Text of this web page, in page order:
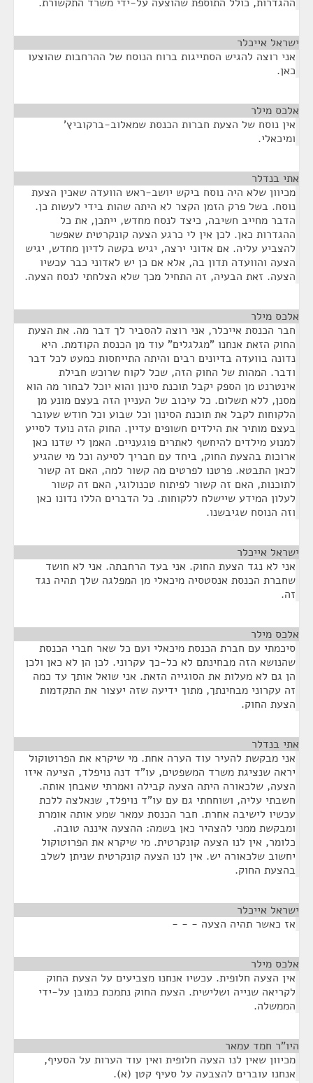
ישראל אייכלר
אני רוצה להגיש הסתייגות ברוח הנוסח של ההרחבות שהוצעו
כאן.
אלכס מילר
אין נוסח של הצעת חברות הכנסת שמאלוב-ברקוביץ'
ומיכאלי.
אתי בנדלר
מכיוון שלא היה נוסח ביקש יושב-ראש הוועדה שאכין הצעת
נוסח. בשל פרק הזמן הקצר לא היתה שהות בידי לעשות כן.
הדבר מחייב חשיבה, כיצד לנסח מחדש, ייתכן, את כל
ההגדרות כאן. לכן אין לי כרגע הצעה קונקרטית שאפשר
להצביע עליה. אם אדוני ירצה, יגיש בקשה לדיון מחדש, יגיש
הצעה והוועדה תדון בה, אלא אם כן יש לאדוני כבר עכשיו
הצעה. זאת הבעיה, זה התחיל מכך שלא הצלחתי לנסח הצעה.
אלכס מילר
חבר הכנסת אייכלר, אני רוצה להסביר לך דבר מה. את הצעת
החוק הזאת אנחנו "מגלגלים" עוד מן הכנסת הקודמת. היא
נדונה בוועדה בדיונים רבים והיתה התייחסות כמעט לכל דבר
ודבר. המהות של החוק הזה, שכל לקוח שרוכש חבילת
אינטרנט מן הספק יקבל תוכנת סינון והוא יוכל לבחור מה הוא
מסנן, ללא תשלום. כל עיכוב של העניין הזה בעצם מונע מן
הלקוחות לקבל את תוכנת הסינון וכל שבוע וכל חודש שעובר
בעצם מותיר את הילדים חשופים עדיין. החוק הזה נועד לסייע
למנוע מילדים להיחשף לאתרים פוגעניים. האמן לי שדנו כאן
ארוכות בהצעת החוק, ביחד עם חבריך לסיעה וכל מי שהגיע
לכאן התבטא. פרטנו לפרטים מה קשור למה, האם זה קשור
לתוכנות, האם זה קשור לפיתוח טכנולוגי, האם זה קשור
לעלון המידע שיישלח ללקוחות. כל הדברים הללו נדונו כאן
וזה הנוסח שגיבשנו.
ישראל אייכלר
אני לא נגד הצעת החוק. אני בעד הרחבתה. אני לא חושד
שחברת הכנסת אנסטסיה מיכאלי מן המפלגה שלך תהיה נגד
זה.
אלכס מילר
סיכמתי עם חברת הכנסת מיכאלי ועם כל שאר חברי הכנסת
שהנושא הזה מבחינתם לא כל-כך עקרוני. לכן הן לא כאן ולכן
הן גם לא מעלות את הסוגייה הזאת. אני שואל אותך עד כמה
זה עקרוני מבחינתך, מתוך ידיעה שזה יעצור את התקדמות
הצעת החוק.
אתי בנדלר
אני מבקשת להעיר עוד הערה אחת. מי שיקרא את הפרוטוקול
יראה שנציגת משרד המשפטים, עו"ד דנה נויפלד, הציעה איזו
הצעה, שלכאורה היתה הצעה קבילה ואמרתי שאבחן אותה.
חשבתי עליה, ושוחחתי גם עם עו"ד נויפלד, שנאלצה ללכת
עכשיו לישיבה אחרת. חבר הכנסת עמאר שמע אותה אומרת
ומבקשת ממני להצהיר כאן בשמה: ההצעה איננה טובה.
כלומר, אין לנו הצעה קונקרטית. מי שיקרא את הפרוטוקול
יחשוב שלכאורה יש. אין לנו הצעה קונקרטית שניתן לשלב
בהצעת החוק.
ישראל אייכלר
אז כאשר תהיה הצעה - - -
אלכס מילר
אין הצעה חלופית. עכשיו אנחנו מצביעים על הצעת החוק
לקריאה שנייה ושלישית. הצעת החוק נתמכת כמובן על-ידי
הממשלה.
היו"ר חמד עמאר
מכיוון שאין לנו הצעה חלופית ואין עוד הערות על הסעיף,
אנחנו עוברים להצבעה על סעיף קטן (א).